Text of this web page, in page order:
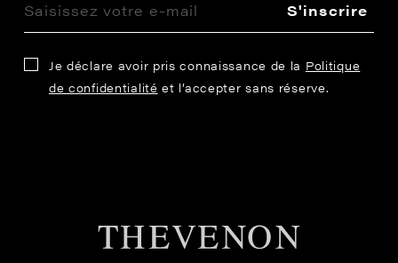
S'inscrire
Je déclare avoir pris connaissance de la Politique
de confidentialité et l’accepter sans réserve.